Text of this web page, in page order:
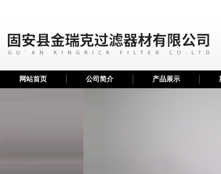
网站首页 公司简介 产品展示